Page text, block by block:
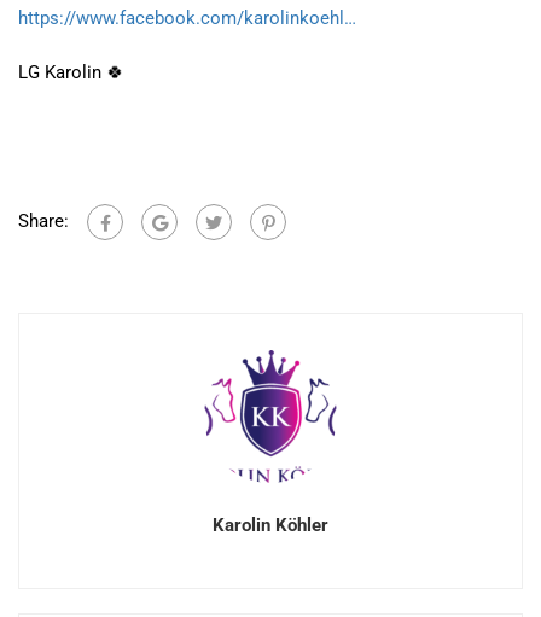
https://www.facebook.com/karolinkoehl…
LG Karolin 🍀
Share:
Karolin Köhler